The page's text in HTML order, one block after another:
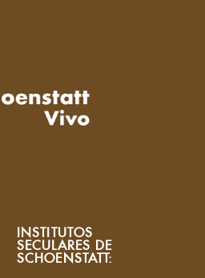
INSTITUTOS
SECULARES DE
SCHOENSTATT: